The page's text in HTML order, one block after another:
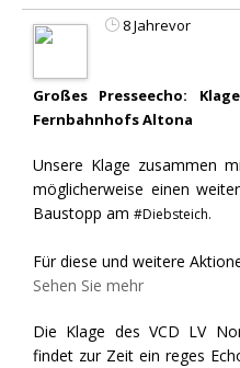
8 Jahrevor
Großes Presseecho:
Fernbahnhofs Altona
Unsere Klage zusammen
möglicherweise einen
Baustopp am #Diebsteich.
Für diese und weitere
Sehen Sie mehr
Die Klage des VCD LV
findet zur Zeit ein reges